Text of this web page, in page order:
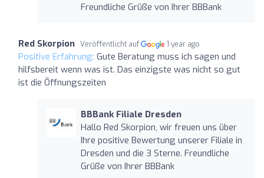
Freundliche Grüße von Ihrer BBBank
Red Skorpion Veröffentlicht auf 1 year ago
Positive Erfahrung: Gute Beratung muss ich sagen und
hilfsbereit wenn was ist. Das einzigste was nicht so gut
ist die Öffnungszeiten
BBBank Filiale Dresden
Hallo Red Skorpion, wir freuen uns über
Ihre positive Bewertung unserer Filiale in
Dresden und die 3 Sterne. Freundliche
Grüße von Ihrer BBBank